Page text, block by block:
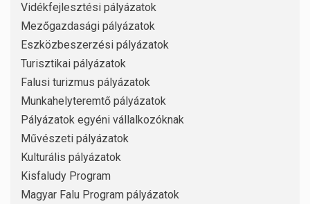
Vidékfejlesztési pályázatok
Mezőgazdasági pályázatok
Eszközbeszerzési pályázatok
Turisztikai pályázatok
Falusi turizmus pályázatok
Munkahelyteremtő pályázatok
Pályázatok egyéni vállalkozóknak
Művészeti pályázatok
Kulturális pályázatok
Kisfaludy Program
Magyar Falu Program pályázatok